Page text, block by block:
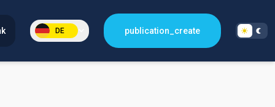
DE publication_create